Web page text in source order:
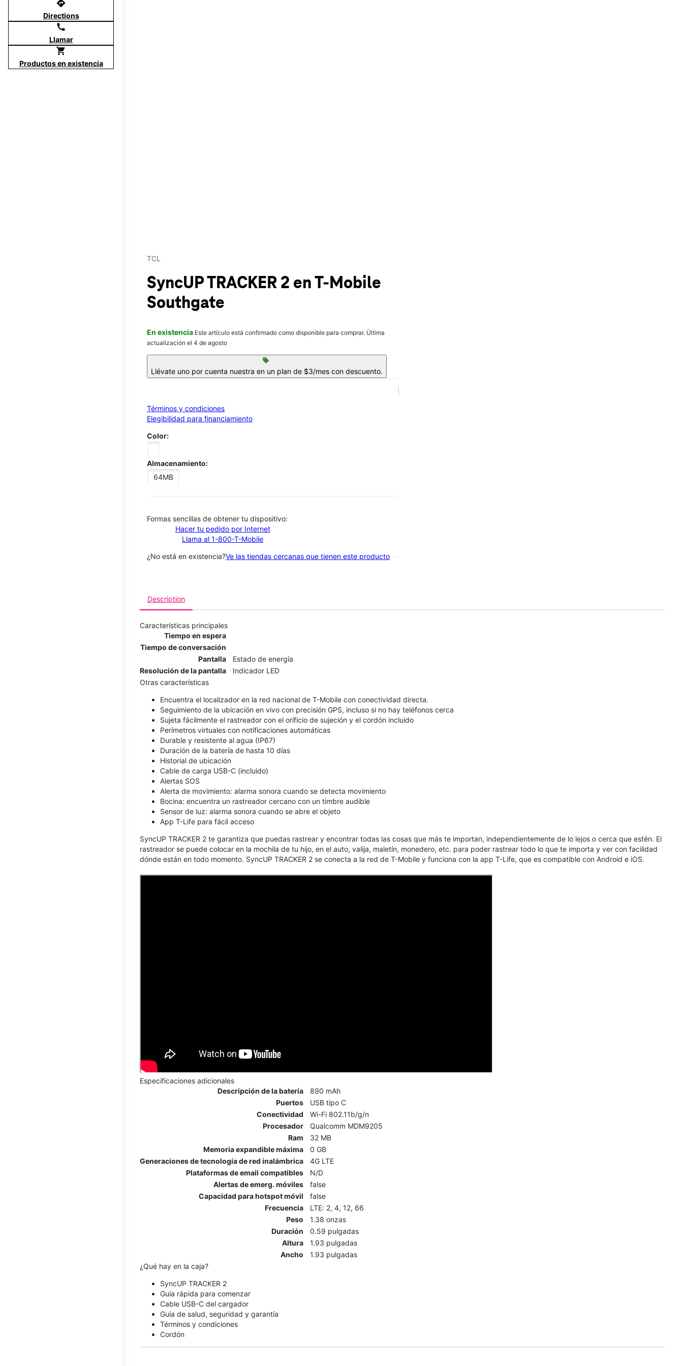
directions
Directions
call
Llamar
shopping_cart
Productos en existencia
TCL
SyncUP TRACKER 2 en T-Mobile
Southgate
En existencia Este artículo está confirmado como disponible para comprar. Última
actualización el 4 de agosto
sell
Llévate uno por cuenta nuestra en un plan de $3/mes con descuento.
Términos y condiciones
Elegibilidad para financiamiento
Color:
Almacenamiento:
64MB
​​​​​​​Formas sencillas de obtener tu dispositivo:
Hacer tu pedido por Internet
Llama al 1-800-T-Mobile
¿No está en existencia?Ve las tiendas cercanas que tienen este producto
Description
Características principales
Tiempo en espera
Tiempo de conversación
Pantalla
Estado de energía
Resolución de la pantalla
Indicador LED
Otras características
Encuentra el localizador en la red nacional de T-Mobile con conectividad directa.
Seguimiento de la ubicación en vivo con precisión GPS, incluso si no hay teléfonos cerca
Sujeta fácilmente el rastreador con el orificio de sujeción y el cordón incluido
Perímetros virtuales con notificaciones automáticas
Durable y resistente al agua (IP67)
Duración de la batería de hasta 10 días
Historial de ubicación
Cable de carga USB-C (incluido)
Alertas SOS
Alerta de movimiento: alarma sonora cuando se detecta movimiento
Bocina: encuentra un rastreador cercano con un timbre audible
Sensor de luz: alarma sonora cuando se abre el objeto
App T-Life para fácil acceso
SyncUP TRACKER 2 te garantiza que puedas rastrear y encontrar todas las cosas que más te importan, independientemente de lo lejos o cerca que estén. El
rastreador se puede colocar en la mochila de tu hijo, en el auto, valija, maletín, monedero, etc. para poder rastrear todo lo que te importa y ver con facilidad
dónde están en todo momento. SyncUP TRACKER 2 se conecta a la red de T-Mobile y funciona con la app T-Life, que es compatible con Android e iOS.
Especificaciones adicionales
Descripción de la batería
890 mAh
Puertos
USB tipo C
Conectividad
Wi-Fi 802.11b/g/n
Procesador
Qualcomm MDM9205
Ram
32 MB
Memoria expandible máxima
0 GB
Generaciones de tecnología de red inalámbrica
4G LTE
Plataformas de email compatibles
N/D
Alertas de emerg. móviles
false
Capacidad para hotspot móvil
false
Frecuencia
LTE: 2, 4, 12, 66
Peso
1.38 onzas
Duración
0.59 pulgadas
Altura
1.93 pulgadas
Ancho
1.93 pulgadas
¿Qué hay en la caja?
SyncUP TRACKER 2
Guía rápida para comenzar
Cable USB-C del cargador
Guía de salud, seguridad y garantía
Términos y condiciones
Cordón